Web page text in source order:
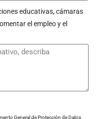
educativas, cámaras
el empleo y el
General de Protección de Datos